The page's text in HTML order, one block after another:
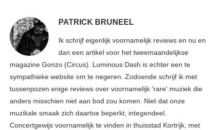
PATRICK BRUNEEL
Ik schrijf eigenlijk voornamelijk reviews en nu en
dan een artikel voor het tweemaandelijkse
magazine Gonzo (Circus). Luminous Dash is echter een te
sympathieke website om te negeren. Zodoende schrijf ik met
tussenpozen enige reviews over voornamelijk 'rare' muziek die
anders misschien niet aan bod zou komen. Niet dat onze
muzikale smaak zich daartoe beperkt, integendeel.
Concertgewijs voornamelijk te vinden in thuisstad Kortrijk, met